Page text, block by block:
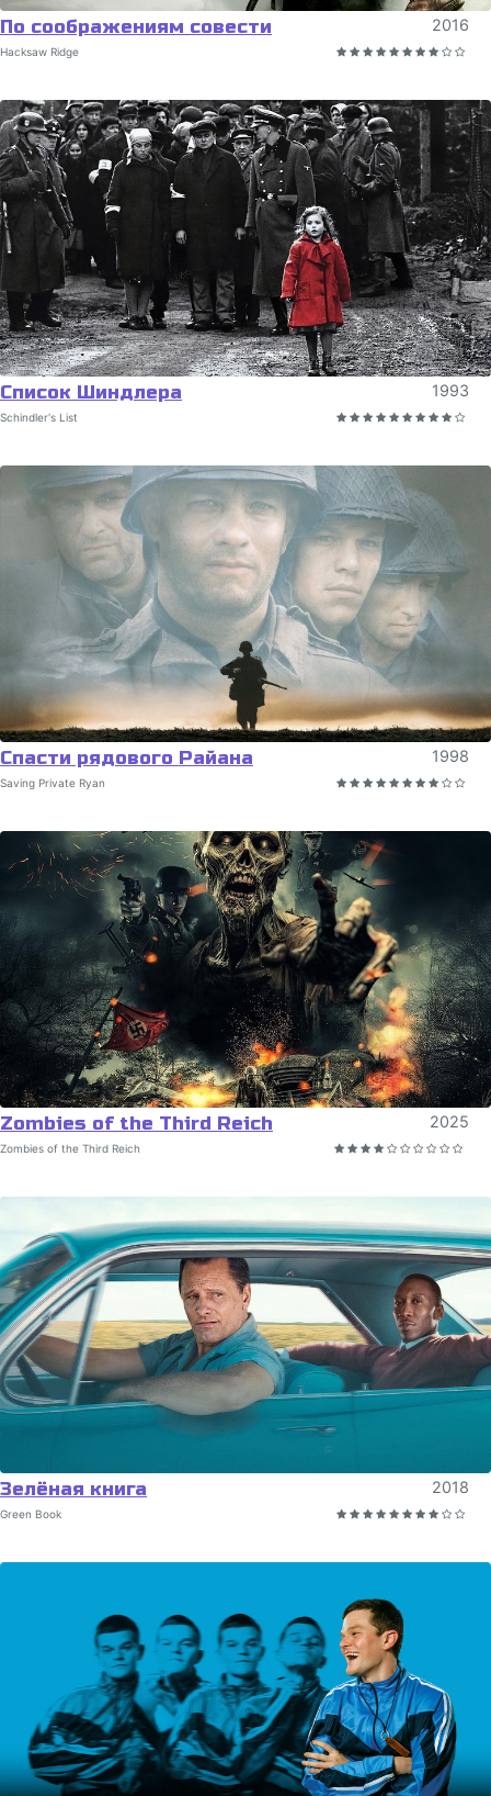
По соображениям совести 2016
Hacksaw Ridge
Список Шиндлера 1993
Schindler's List
Спасти рядового Райана 1998
Saving Private Ryan
Zombies of the Third Reich 2025
Zombies of the Third Reich
Зелёная книга 2018
Green Book